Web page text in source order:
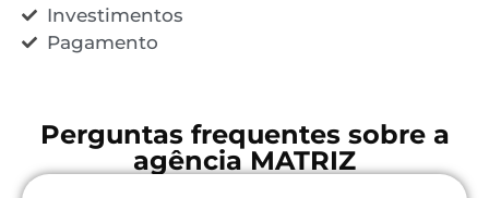
Investimentos
Pagamento
Perguntas frequentes sobre a
agência MATRIZ